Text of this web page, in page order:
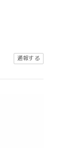
通報する